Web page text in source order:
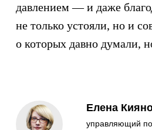
давлением — и даже
не только устояли, но и
о которых давно думали,
Елена
управляющий